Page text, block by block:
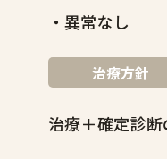
・異常なし
治療方針
治療＋確定診